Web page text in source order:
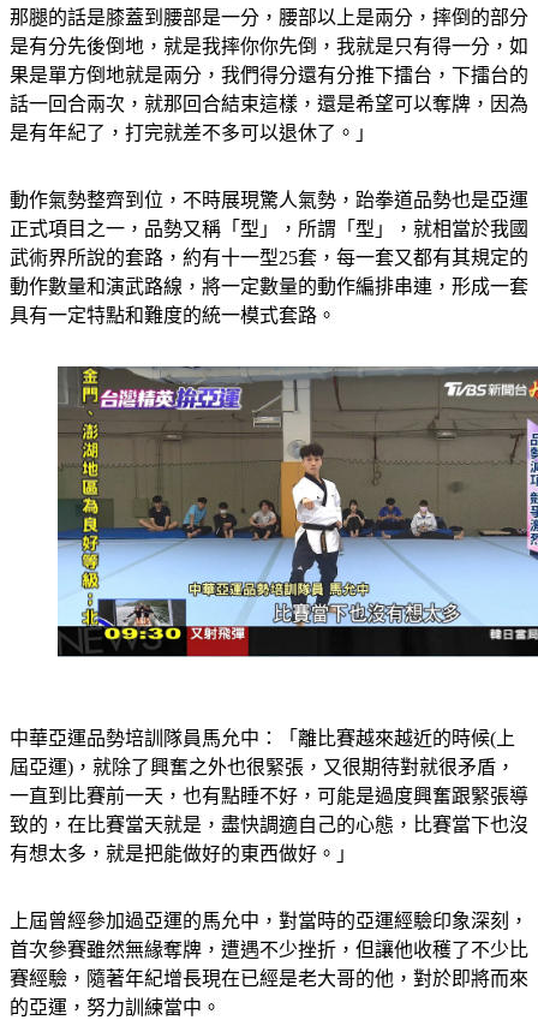
那腿的話是膝蓋到腰部是一分，腰部以上是兩分，摔倒的部分
是有分先後倒地，就是我摔你你先倒，我就是只有得一分，如
果是單方倒地就是兩分，我們得分還有分推下擂台，下擂台的
話一回合兩次，就那回合結束這樣，還是希望可以奪牌，因為
是有年紀了，打完就差不多可以退休了。」
動作氣勢整齊到位，不時展現驚人氣勢，跆拳道品勢也是亞運
正式項目之一，品勢又稱「型」，所謂「型」，就相當於我國
武術界所說的套路，約有十一型25套，每一套又都有其規定的
動作數量和演武路線，將一定數量的動作編排串連，形成一套
具有一定特點和難度的統一模式套路。
中華亞運品勢培訓隊員馬允中：「離比賽越來越近的時候(上
屆亞運)，就除了興奮之外也很緊張，又很期待對就很矛盾，
一直到比賽前一天，也有點睡不好，可能是過度興奮跟緊張導
致的，在比賽當天就是，盡快調適自己的心態，比賽當下也沒
有想太多，就是把能做好的東西做好。」
上屆曾經參加過亞運的馬允中，對當時的亞運經驗印象深刻，
首次參賽雖然無緣奪牌，遭遇不少挫折，但讓他收穫了不少比
賽經驗，隨著年紀增長現在已經是老大哥的他，對於即將而來
的亞運，努力訓練當中。